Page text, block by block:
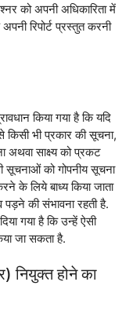
को अपनी अधिकारिता में
रिपोर्ट प्रस्तुत करनी
किया गया है कि यदि
किसी भी प्रकार की सूचना,
अथवा साक्ष्य को प्रकट
सूचनाओं को गोपनीय सूचना
के लिये बाध्य किया जाता
पड़ने की संभावना रहती है.
गया है कि उन्हें ऐसी
जा सकता है.
नियुक्त होने का